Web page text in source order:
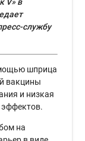
службу
шприца
вакцины
и низкая
эффектов.
на